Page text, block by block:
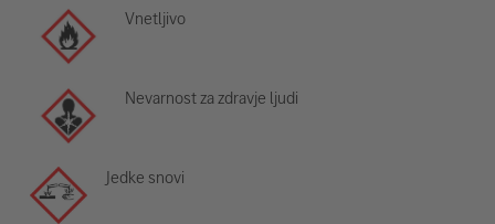
Vnetljivo
Nevarnost za zdravje ljudi
Jedke snovi